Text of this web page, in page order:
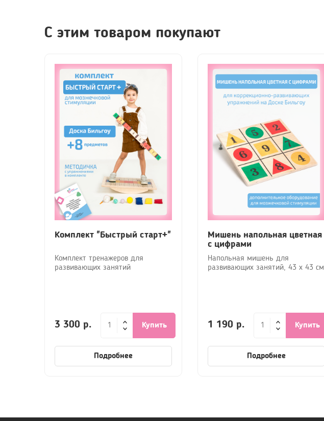
С этим товаром покупают
Комплект "Быстрый старт+"
Комплект тренажеров для
развивающих занятий
3 300 р. Купить
Подробнее
Мишень напольная цветная
с цифрами
Напольная мишень для
развивающих занятий, 43 х 43 см
1 190 р. Купить
Подробнее